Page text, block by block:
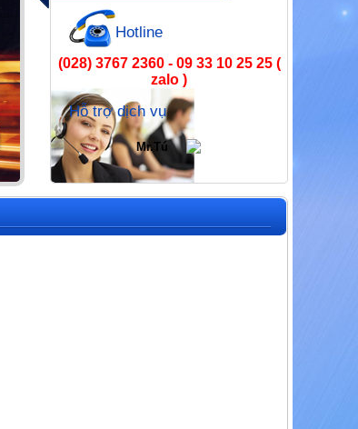
Hotline
(028) 3767 2360 - 09 33 10 25 25 (
zalo )
Hỗ trợ dịch vụ
Mr.Tú